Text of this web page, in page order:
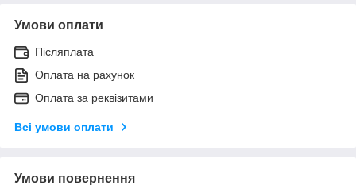
Умови оплати
Післяплата
Оплата на рахунок
Оплата за реквізитами
Всі умови оплати
Умови повернення